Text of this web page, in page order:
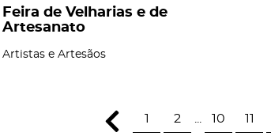
Feira de Velharias e de
Artesanato
Artistas e Artesãos
1 2 10 11